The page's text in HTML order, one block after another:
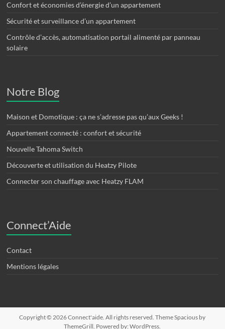
Confort et économies d’énergie d’un appartement
Sécurité et surveillance d’un appartement
Contrôle d’accès, automatisation portail alimenté par panneau
solaire
Notre Blog
Maison et Domotique : ça ne s’adresse pas qu’aux Geeks !
Appartement connecté : confort et sécurité
Nouvelle Tahoma Switch
Découverte et utilisation du Heatzy Pilote
Connecter son chauffage avec Heatzy FLAM
Connect’Aide
Contact
Mentions légales
Copyright © 2026Connect'aide. All rights reserved. ThemeSpacious by
ThemeGrill. Powered by:WordPress.